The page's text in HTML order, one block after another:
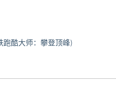
跑酷大师：攀登顶峰)